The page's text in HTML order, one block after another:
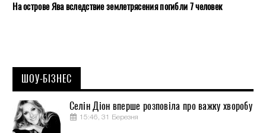
На острове Ява вследствие землетрясения погибли 7 человек
ШОУ-БІЗНЕС
Селін Діон вперше розповіла про важку хворобу
15:46, 31 Березня